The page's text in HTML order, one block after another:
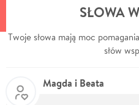
SŁOWA
Twoje słowa mają moc
słów
Magda i Beata